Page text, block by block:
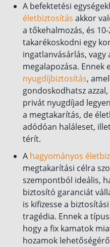
Egészségbiztosítás
Magán
forintot
Befektetés
Legjobb
Részvény
TBSZ
A befektetési
életbiztosítás akkor
a tőkehalmozás, és
takarékoskodni egy
ingatlanvásárlás,
megalapozása. Ennek
nyugdíjbiztosítás,
gondoskodhatsz
privát nyugdíjad
a megtakarítás, de
adódóan haláleset,
térít.
A hagyományos
megtakarítási célra
szempontból ideális,
biztosító garanciát
is kifizesse a
tragédia. Ennek a
hogy a fix kamatok
hozamok